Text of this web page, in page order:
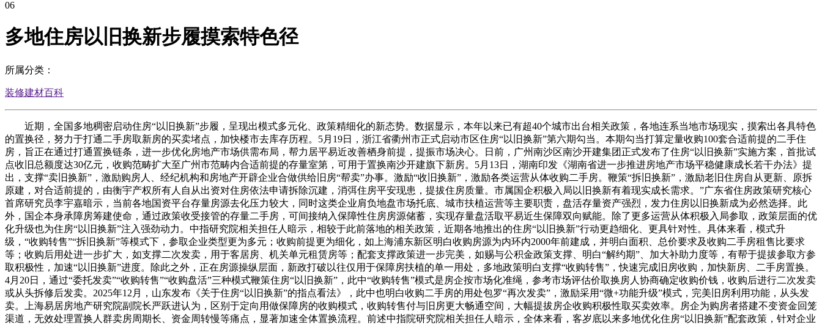
06
多地住房以旧换新步履摸索特色径
所属分类：
装修建材百科
近期，全国多地稠密启动住房“以旧换新”步履，呈现出模式多元化、政策精细化的新态势。数据显示，本年以来已有超40个城市出台相关政策，各地连系当地市场现实，摸索出各具特色
的置换径，努力于打通二手房取新房的买卖堵点，加快楼市去库存历程。5月19日，浙江省衢州市正式启动市区住房“以旧换新”第六期勾当。本期勾当打算定量收购100套合适前提的二手住
房，旨正在通过打通置换链条，进一步优化房地产市场供需布局，帮力居平易近改善栖身前提，提振市场决心。日前，广州南沙区南沙开建集团正式发布了住房“以旧换新”实施方案，首批试
点收旧总额度达30亿元，收购范畴扩大至广州市范畴内合适前提的存量室第，可用于置换南沙开建旗下新房。5月13日，湖南印发《湖南省进一步推进房地产市场平稳健康成长若干办法》提
出，支撑“卖旧换新”，激励购房人、经纪机构和房地产开辟企业合做供给旧房“帮卖”办事。激励“收旧换新”，激励各类运营从体收购二手房。鞭策“拆旧换新”，激励老旧住房自从更新、原拆
原建，对合适前提的，由衡宇产权所有人自从出资对住房依法申请拆除沉建，消弭住房平安现患，提拔住房质量。市属国企积极入局以旧换新有着现实成长需求。”广东省住房政策研究核心
首席研究员李宇嘉暗示，当前各地国资平台存量房源去化压力较大，同时这类企业肩负地盘市场托底、城市扶植运营等主要职责，盘活存量资产强烈，发力住房以旧换新成为必然选择。此
外，国企本身承障房筹建使命，通过政策收受接管的存量二手房，可间接纳入保障性住房房源储蓄，实现存量盘活取平易近生保障双向赋能。除了更多运营从体积极入局参取，政策层面的优
化升级也为住房“以旧换新”注入强劲动力。中指研究院相关担任人暗示，相较于此前落地的相关政策，近期各地推出的住房“以旧换新”行动更趋细化、更具针对性。具体来看，模式升
级，“收购转售”“拆旧换新”等模式下，参取企业类型更为多元；收购前提更为细化，如上海浦东新区明白收购房源为内环内2000年前建成，并明白面积、总价要求及收购二手房租售比要求
等；收购后用处进一步扩大，如支撑二次发卖，用于客居房、机关单元租赁房等；配套支撑政策进一步完美，如赐与公积金政策支撑、明白“解约期”、加大补助力度等，有帮于提拔参取方参
取积极性，加速“以旧换新”进度。除此之外，正在房源操纵层面，新政打破以往仅用于保障房扶植的单一用处，多地政策明白支撑“收购转售”，快速完成旧房收购，加快新房、二手房置换。
4月20日，通过“委托发卖”“收购转售”“收购盘活”三种模式鞭策住房“以旧换新”，此中“收购转售”模式是房企按市场化准绳，参考市场评估价取换房人协商确定收购价钱，收购后进行二次发卖
或从头拆修后发卖。2025年12月，山东发布《关于住房“以旧换新”的指点看法》，此中也明白收购二手房的用处包罗“再次发卖”，激励采用“微+功能升级”模式，完美旧房利用功能，从头发
卖。上海易居房地产研究院副院长严跃进认为，区别于定向用做保障房的收购模式，收购转售付与旧房更大畅通空间，大幅提拔房企收购积极性取买卖效率。房企为购房者搭建不变资金回笼
渠道，无效处理置换人群卖房周期长、资金周转慢等痛点，显著加速全体置换流程。前述中指院研究院相关担任人暗示，全体来看，客岁底以来多地优化住房“以旧换新”配套政策，针对企业